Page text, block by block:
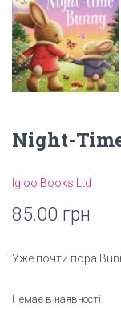
Night-
Igloo Books Ltd
85.00 грн
Уже почти пора
Немає в наявності